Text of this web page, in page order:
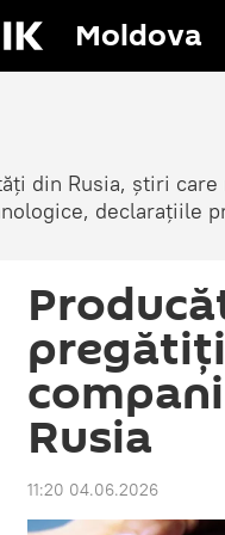
Moldova
din Rusia, știri
declarațiile
Rusia
11:20 04.06.2026